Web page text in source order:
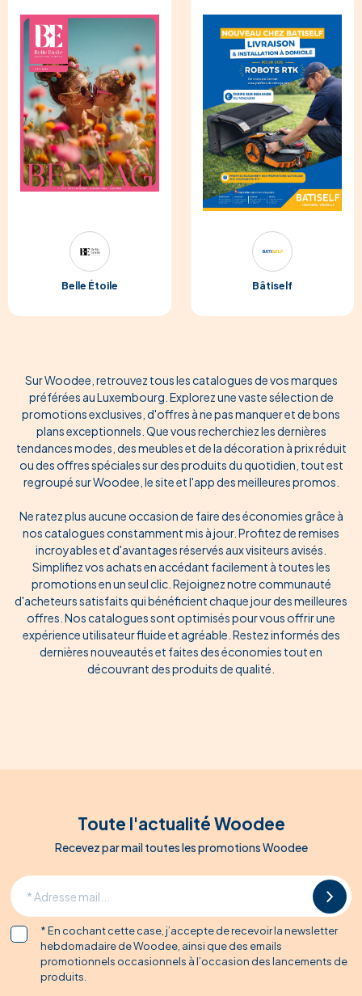
Belle Étoile Bâtiself
Sur Woodee, retrouvez tous les catalogues de vos marques
préférées au Luxembourg. Explorez une vaste sélection de
promotions exclusives, d'offres à ne pas manquer et de bons
plans exceptionnels. Que vous recherchiez les dernières
tendances modes, des meubles et de la décoration à prix réduit
ou des offres spéciales sur des produits du quotidien, tout est
regroupé sur Woodee, le site et l'app des meilleures promos.
Ne ratez plus aucune occasion de faire des économies grâce à
nos catalogues constamment mis à jour. Profitez de remises
incroyables et d'avantages réservés aux visiteurs avisés.
Simplifiez vos achats en accédant facilement à toutes les
promotions en un seul clic. Rejoignez notre communauté
d'acheteurs satisfaits qui bénéficient chaque jour des meilleures
offres. Nos catalogues sont optimisés pour vous offrir une
expérience utilisateur fluide et agréable. Restez informés des
dernières nouveautés et faites des économies tout en
découvrant des produits de qualité.
Toute l'actualité Woodee
Recevez par mail toutes les promotions Woodee
* En cochant cette case, j’accepte de recevoir la newsletter
hebdomadaire de Woodee, ainsi que des emails
promotionnels occasionnels à l’occasion des lancements de
produits.